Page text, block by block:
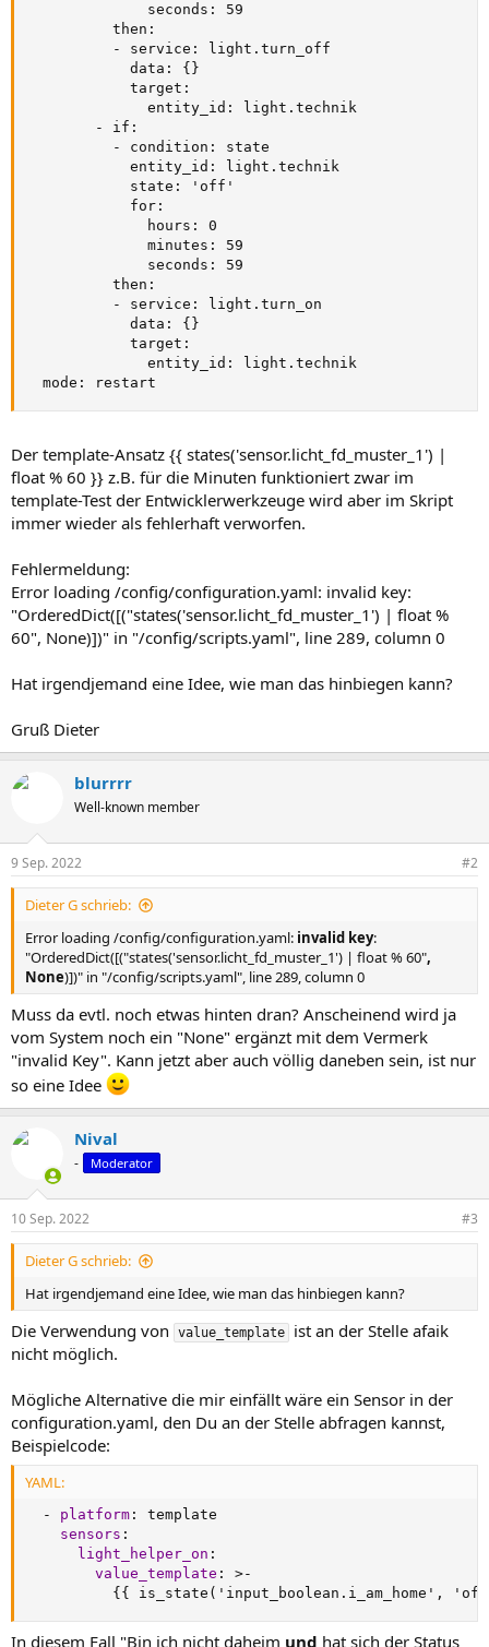
              seconds: 59
          then:
          - service: light.turn_off
            data: {}
            target:
              entity_id: light.technik
        - if:
          - condition: state
            entity_id: light.technik
            state: 'off'
            for:
              hours: 0
              minutes: 59
              seconds: 59
          then:
          - service: light.turn_on
            data: {}
            target:
              entity_id: light.technik
  mode: restart
Der template-Ansatz {{ states('sensor.licht_fd_muster_1') |
float % 60 }} z.B. für die Minuten funktioniert zwar im
template-Test der Entwicklerwerkzeuge wird aber im Skript
immer wieder als fehlerhaft verworfen.
Fehlermeldung:
Error loading /config/configuration.yaml: invalid key:
"OrderedDict([("states('sensor.licht_fd_muster_1') | float %
60", None)])" in "/config/scripts.yaml", line 289, column 0
Hat irgendjemand eine Idee, wie man das hinbiegen kann?
Gruß Dieter
blurrrr
Well-known member
9 Sep. 2022 #2
Dieter G schrieb:
Error loading /config/configuration.yaml: invalid key:
"OrderedDict([("states('sensor.licht_fd_muster_1') | float % 60",
None)])" in "/config/scripts.yaml", line 289, column 0
Muss da evtl. noch etwas hinten dran? Anscheinend wird ja
vom System noch ein "None" ergänzt mit dem Vermerk
"invalid Key". Kann jetzt aber auch völlig daneben sein, ist nur
so eine Idee
Nival
- Moderator
10 Sep. 2022 #3
Dieter G schrieb:
Hat irgendjemand eine Idee, wie man das hinbiegen kann?
Die Verwendung von value_template
ist an der Stelle afaik
nicht möglich.
Mögliche Alternative die mir einfällt wäre ein Sensor in der
configuration.yaml, den Du an der Stelle abfragen kannst,
Beispielcode:
YAML:
- platform :
template
sensors :
light_helper_on :
value_template : >-
{ { is_state('input_boolean.i_am_home' ,
In diesem Fall "Bin ich nicht daheim und hat sich der Status